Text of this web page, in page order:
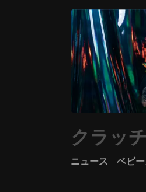
クラッ
ニュース ベビ